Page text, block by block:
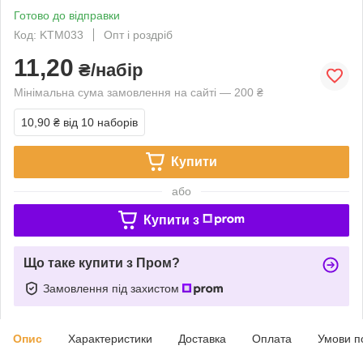
Готово до відправки
Код: KTM033
Опт і роздріб
11,20 ₴/набір
Мінімальна сума замовлення на сайті — 200 ₴
10,90 ₴ від 10 наборів
Купити
або
Купити з
Що таке купити з Пром?
Замовлення під захистом
Опис Характеристики Доставка Оплата Умови